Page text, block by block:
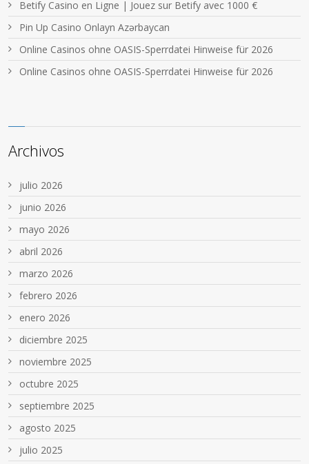
Betify Casino en Ligne | Jouez sur Betify avec 1000 €
Pin Up Casino Onlayn Azərbaycan
Online Casinos ohne OASIS-Sperrdatei Hinweise für 2026
Online Casinos ohne OASIS-Sperrdatei Hinweise für 2026
Archivos
julio 2026
junio 2026
mayo 2026
abril 2026
marzo 2026
febrero 2026
enero 2026
diciembre 2025
noviembre 2025
octubre 2025
septiembre 2025
agosto 2025
julio 2025